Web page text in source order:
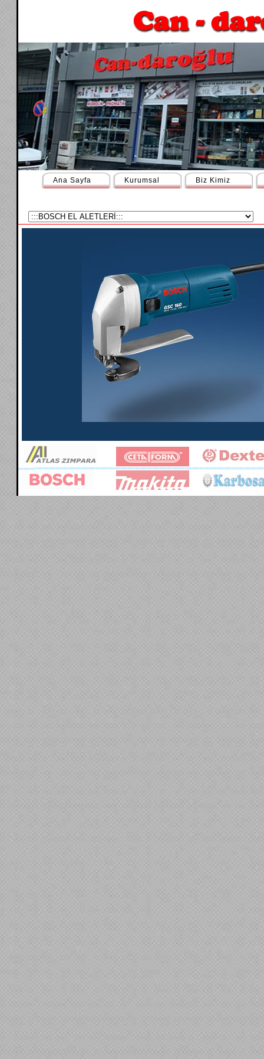
Ana Sayfa Kurumsal Biz Kimiz